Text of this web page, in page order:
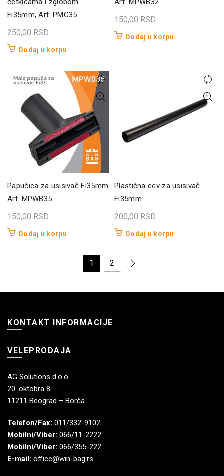
Fi35mm, Art. PMC35
250,00 RSD
Dodaj u korpu
150,00 RSD
Dodaj u korpu
Papučica za usisivač Fi35mm
Art. MPWB35
150,00 RSD
Dodaj u korpu
Plastična cev za usisivač
Fi35mm
200,00 RSD
Dodaj u korpu
1 2
KONTAKT INFORMACIJE
VELEPRODAJA
AG Solutions d.o.o.
20. oktobra 8
11211 Beograd – Borča
Telefon/Fax: 011/332-9102
Mobilni/Viber: 066/11-2222
Mobilni/Viber: 066/355-222
E-mail: office@win-bag.rs